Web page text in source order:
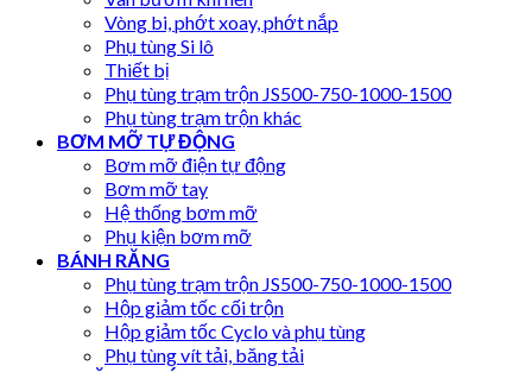
Vòng bi, phớt xoay, phớt nắp
Phụ tùng Si lô
Thiết bị
Phụ tùng trạm trộn JS500-750-1000-1500
Phụ tùng trạm trộn khác
BƠM MỠ TỰ ĐỘNG
Bơm mỡ điện tự động
Bơm mỡ tay
Hệ thống bơm mỡ
Phụ kiện bơm mỡ
BÁNH RĂNG
Phụ tùng trạm trộn JS500-750-1000-1500
Hộp giảm tốc cối trộn
Hộp giảm tốc Cyclo và phụ tùng
Phụ tùng vít tải, băng tải